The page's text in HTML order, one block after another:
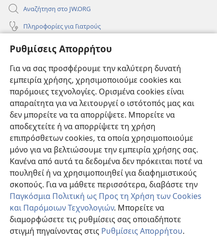
Ρυθμίσεις Απορρήτου
Για να σας προσφέρουμε την καλύτερη δυνατή
εμπειρία χρήσης, χρησιμοποιούμε cookies και
παρόμοιες τεχνολογίες. Ορισμένα cookies είναι
απαραίτητα για να λειτουργεί ο ιστότοπός μας και
δεν μπορείτε να τα απορρίψετε. Μπορείτε να
αποδεχτείτε ή να απορρίψετε τη χρήση
επιπρόσθετων cookies, τα οποία χρησιμοποιούμε
μόνο για να βελτιώσουμε την εμπειρία χρήσης σας.
Κανένα από αυτά τα δεδομένα δεν πρόκειται ποτέ να
πουληθεί ή να χρησιμοποιηθεί για διαφημιστικούς
σκοπούς. Για να μάθετε περισσότερα, διαβάστε την
Παγκόσμια Πολιτική ως Προς τη Χρήση των Cookies
και Παρόμοιων Τεχνολογιών. Μπορείτε να
διαμορφώσετε τις ρυθμίσεις σας οποιαδήποτε
στιγμή πηγαίνοντας στις Ρυθμίσεις Απορρήτου.
Αναζήτηση στο JW.ORG
Πληροφορίες για Γιατρούς
Πληροφορίες για Επίσημους Φορείς και ΜΜΕ
Συνεισφορές
(ανοίγει
παράθυρο)ΔΙΑΔΙΚΤΥΑΚΗ ΒΙΒΛΙΟΘΗΚΗ της Σκοπιάς™
(ανοίγει
νέο
παράθυρο)
JW Hub ®
(ανοίγει
νέο
παράθυρο)JW Library®
Βιβλιοθήκη της Σκοπιάς
Copyright
© 2026 Watch Tower Bible and Tract Society of Pennsylvania.
ΟΡΟΙ ΧΡΗΣΗΣ |ΠΟΛΙΤΙΚΗ ΑΠΟΡΡΗΤΟΥ |ΡΥΘΜΙΣΕΙΣ ΑΠΟΡΡΗΤΟΥ